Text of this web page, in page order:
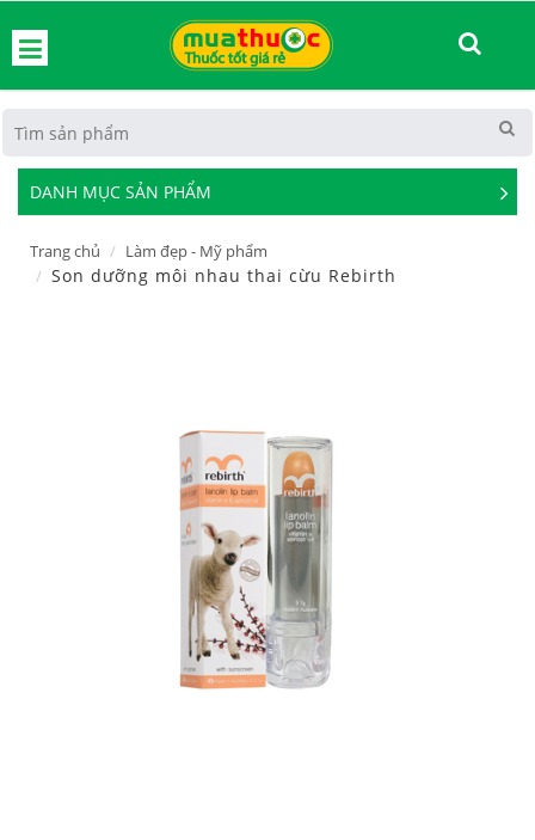
DANH MỤC SẢN PHẨM
See
Trang chủ Làm đẹp - Mỹ phẩm
Son dưỡng môi nhau thai cừu Rebirth